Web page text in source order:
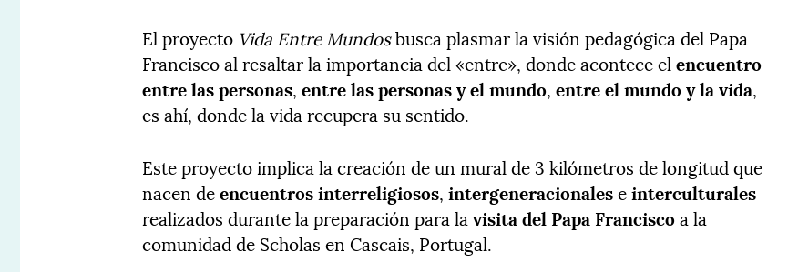
El proyecto Vida Entre Mundosbusca plasmar la visión pedagógica del Papa
Francisco al resaltar la importancia del «entre», donde acontece elencuentro
entre las personas,entre las personas y el mundo,entre el mundo y la vida,
es ahí, donde la vida recupera su sentido.
Este proyecto implica la creación de un mural de 3 kilómetros de longitud que
nacen deencuentros interreligiosos,intergeneracionaleseinterculturales
realizados durante la preparación para lavisita del Papa Franciscoa la
comunidad de Scholas en Cascais, Portugal.